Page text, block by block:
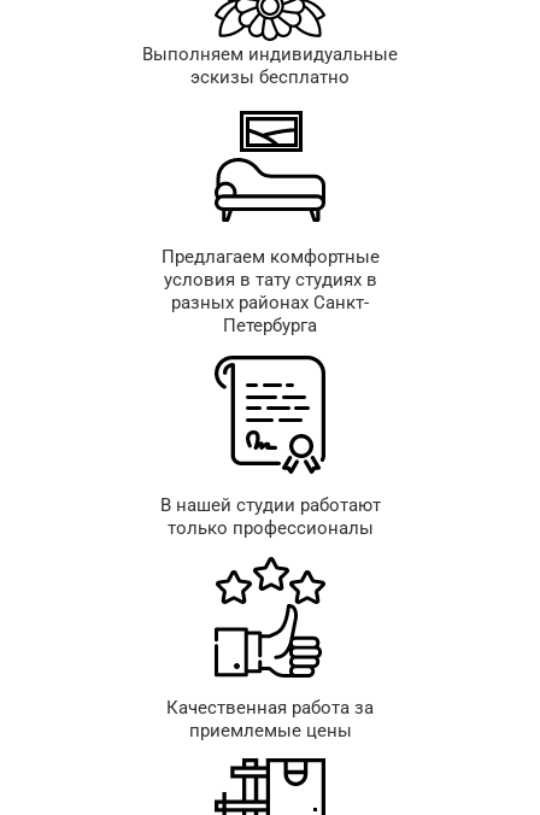
Выполняем индивидуальные
эскизы бесплатно
Предлагаем комфортные
условия в тату студиях в
разных районах Санкт-
Петербурга
В нашей студии работают
только профессионалы
Качественная работа за
приемлемые цены